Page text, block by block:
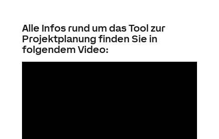
Alle Infos rund um das Tool zur
Projektplanung finden Sie in
folgendem Video: